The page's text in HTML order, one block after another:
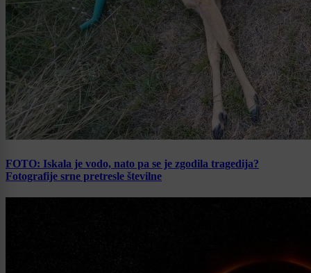
FOTO: Iskala je vodo, nato pa se je zgodila tragedija?
Fotografije srne pretresle številne